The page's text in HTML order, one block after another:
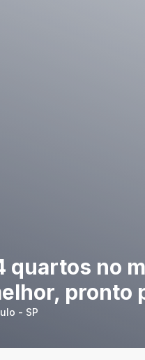
quartos no
pronto
- SP